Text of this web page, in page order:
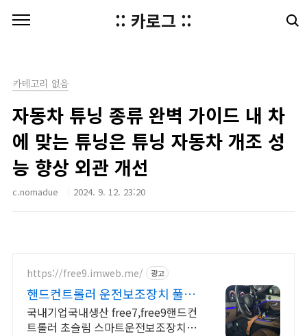
:: 카로그 ::
카테고리 없음
자동차 튜닝 종류 완벽 가이드 내 차
에 맞는 튜닝은 튜닝 자동차 개조 성
능 향상 외관 개선
c.nomadue 2024. 9. 12. 23:20
https://free9.imweb.me/ 광고
핸드컨트롤러 운전보조장치 풀옵
션 핸드컨트롤러 프리7
국내기업국내생산 free7,free9핸드컨
트롤러 초슬림 스마트운전보조장치